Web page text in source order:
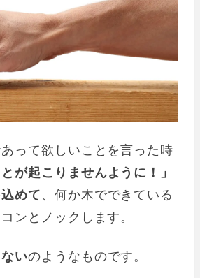
って欲しいことを言った時
とが起こりませんように！」
めて、何か木でできている
ンとノックします。
いのようなものです。